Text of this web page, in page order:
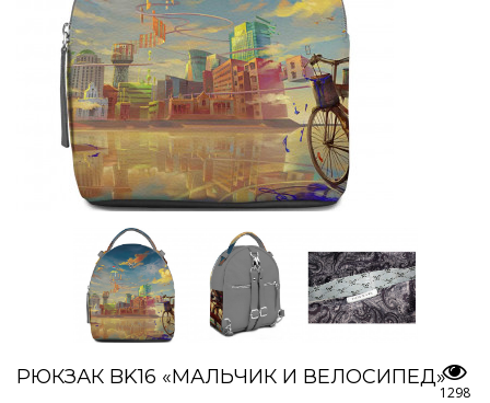
РЮКЗАК BK16 «МАЛЬЧИК И ВЕЛОСИПЕД»
1298